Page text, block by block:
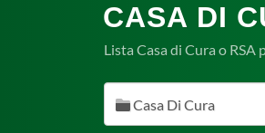
CASA DI
Lista Casa di Cura o
Casa Di Cura